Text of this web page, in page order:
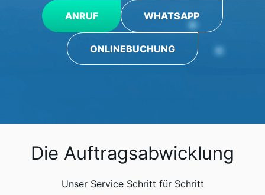
ANRUF WHATSAPP
ONLINEBUCHUNG
Die Auftragsabwicklung
Unser Service Schritt für Schritt